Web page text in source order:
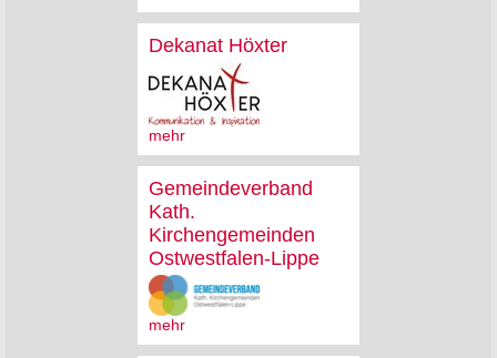
Dekanat Höxter
mehr
Gemeindeverband
Kath.
Kirchengemeinden
Ostwestfalen-Lippe
mehr